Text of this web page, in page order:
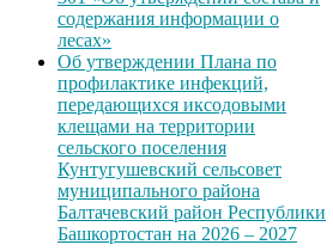
содержания информации о
лесах»
Об утверждении Плана по
профилактике инфекций,
передающихся иксодовыми
клещами на территории
сельского поселения
Кунтугушевский сельсовет
муниципального района
Балтачевский район Республики
Башкортостан на 2026 – 2027